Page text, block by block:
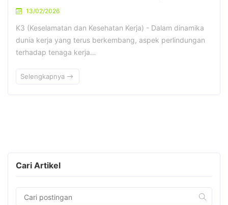
13/02/2026
K3 (Keselamatan dan Kesehatan Kerja) - Dalam dinamika
dunia kerja yang terus berkembang, aspek perlindungan
terhadap tenaga kerja…
Selengkapnya
Cari Artikel